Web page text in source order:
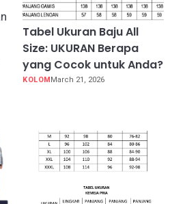
Tabel Ukuran Baju All
Size: UKURAN Berapa
yang Cocok untuk Anda?
KOLOMMarch 21, 2026